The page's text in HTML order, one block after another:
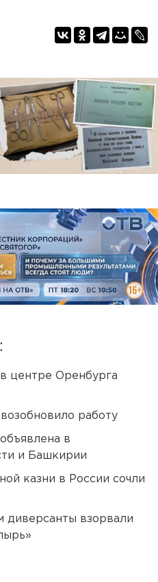
центре Оренбурга
работу
в
и Башкирии
казни в России сочли
диверсанты взорвали